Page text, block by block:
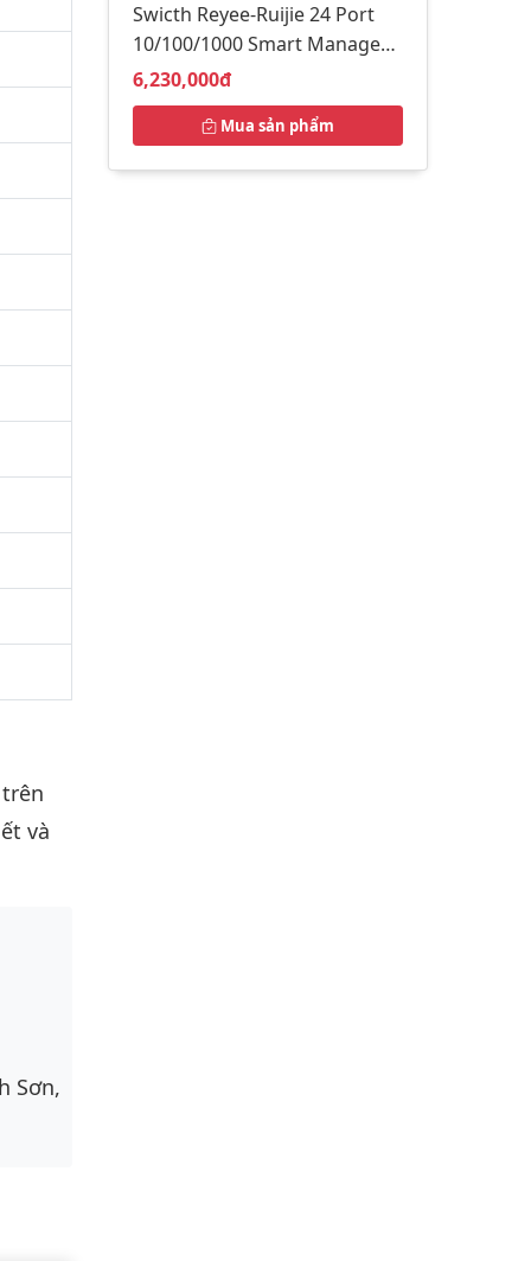
và
Sơn,
Swicth Reyee-Ruijie 24 Port
10/100/1000 Smart Managed
RG-ES224GC
Giá bán:
6,230,000đ
Mua sản phẩm